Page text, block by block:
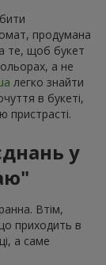
продумана
те, щоб букет
а не
легко знайти
в букеті,
пристрасті.
у
Втім,
приходить в
а саме